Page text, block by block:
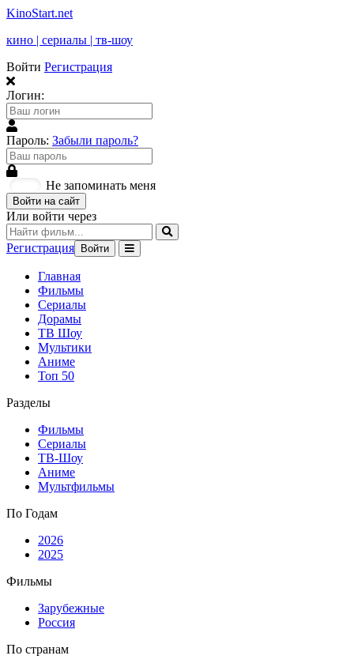
KinoStart.net
кино | сериалы | тв-шоу
Войти Регистрация
Логин:
Пароль: Забыли пароль?
Не запоминать меня
Войти на сайт
Или войти через
Регистрация Войти
Главная
Фильмы
Сериалы
Дорамы
ТВ Шоу
Мультики
Аниме
Топ 50
Разделы
Фильмы
Сериалы
ТВ-Шоу
Аниме
Мультфильмы
По Годам
2026
2025
Фильмы
Зарубежные
Россия
По странам